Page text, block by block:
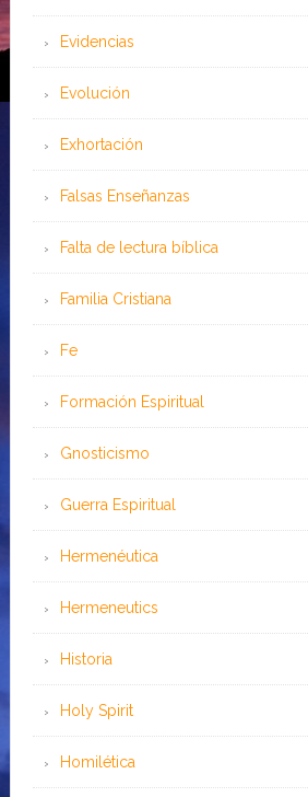
Evidencias
Evolución
Exhortación
Falsas Enseñanzas
Falta de lectura bíblica
Familia Cristiana
Fe
Formación Espiritual
Gnosticismo
Guerra Espiritual
Hermenéutica
Hermeneutics
Historia
Holy Spirit
Homilética